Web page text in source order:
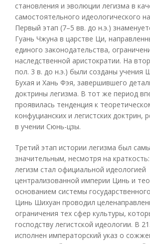
становления и эволюции легизма в
самостоятельного идеологического
Первый этап (7–5 вв. до н.э.)
Гуань Чжуна в царстве Ци,
единого законодательства,
наследственной аристократии. На
пол. 3 в. до н.э.) были созданы учения
Бухая и Хань Фэя, завершившего
доктрины легизма. В тот же период
проявилась тенденция к
конфуцианских и легистских доктрин,
в учении Сюнь-цзы.
Третий этап истории легизма был
значительным, несмотря на
легизм стал официальной идеологией
централизованной империи Цинь и
основанием системы
Цинь Шихуан проводил
ограничения тех сфер культуры,
господству легистской идеологии. В
исполнен императорский указ о